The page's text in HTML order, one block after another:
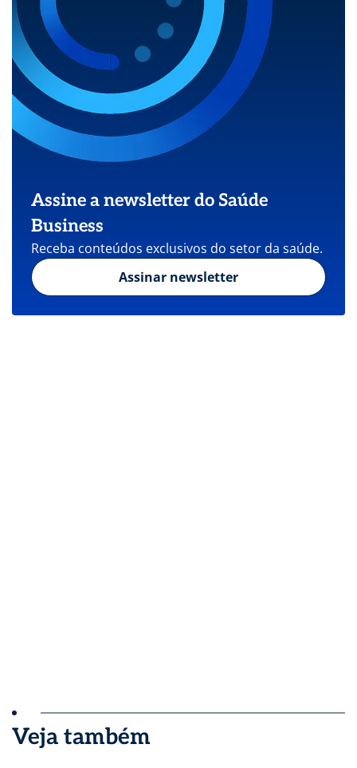
Assine a newsletter do Saúde
Business
Receba conteúdos exclusivos do setor da saúde.
Assinar newsletter
Veja também